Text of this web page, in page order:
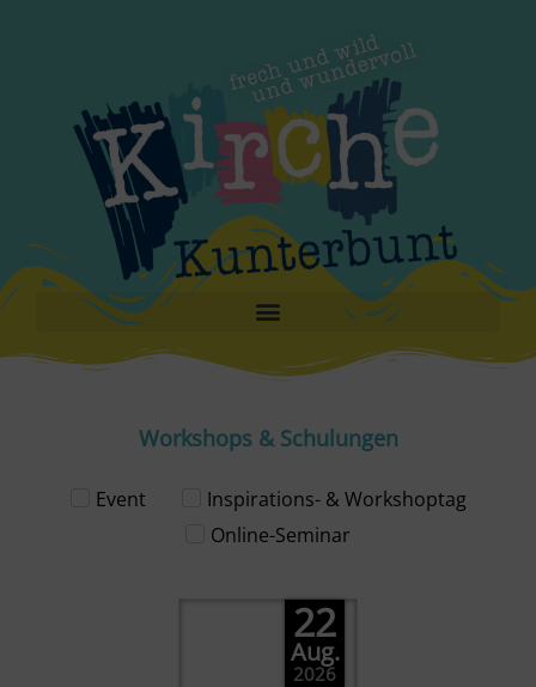
Workshops & Schulungen
Event
Inspirations- & Workshoptag
Online-Seminar
22
Aug.
2026